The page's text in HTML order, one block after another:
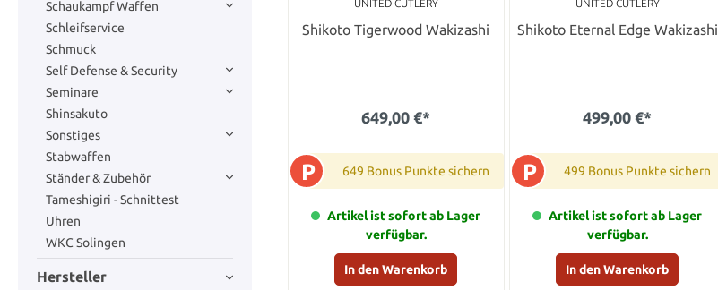
Schaukampf Waffen
Schleifservice
Schmuck
Self Defense & Security
Seminare
Shinsakuto
Sonstiges
Stabwaffen
Ständer & Zubehör
Tameshigiri - Schnittest
Uhren
WKC Solingen
Hersteller
UNITED CUTLERY
Shikoto Tigerwood Wakizashi
649,00 €*
P 649 Bonus Punkte sichern
Artikel ist sofort ab Lager
verfügbar.
In den Warenkorb
UNITED CUTLERY
Shikoto Eternal Edge Wakizashi
499,00 €*
P 499 Bonus Punkte sichern
Artikel ist sofort ab Lager
verfügbar.
In den Warenkorb